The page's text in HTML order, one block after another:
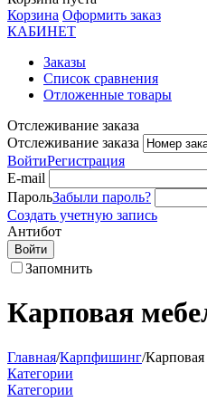
Корзина Оформить заказ
КАБИНЕТ
Заказы
Список сравнения
Отложенные товары
Отслеживание заказа
Отслеживание заказа
ВойтиРегистрация
E-mail
ПарольЗабыли пароль?
Создать учетную запись
Антибот
Войти
Запомнить
Карповая
Главная/Карпфишинг/Карповая
Категории
Категории